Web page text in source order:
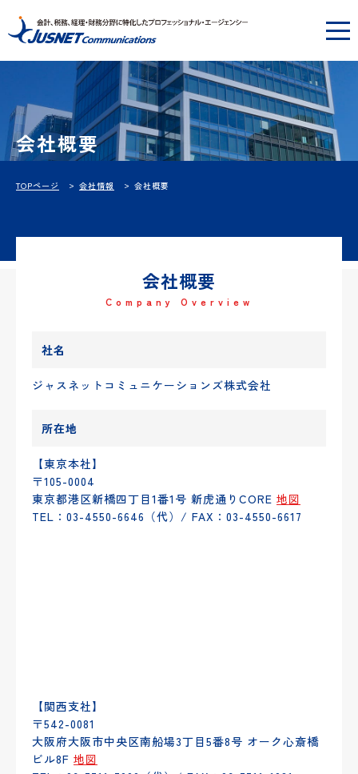
会社概要
TOPページ 会社情報 会社概要
会社概要
Company Overview
社名
ジャスネットコミュニケーションズ株式会社
所在地
【東京本社】
〒105-0004
東京都港区新橋四丁目1番1号 新虎通りCORE 地図
TEL：03-4550-6646（代）/ FAX：03-4550-6617
【関西支社】
〒542-0081
大阪府大阪市中央区南船場3丁目5番8号 オーク心斎橋
ビル8F 地図